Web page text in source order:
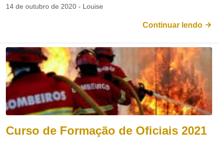
14 de outubro de 2020 - Louise
Continuar lendo
Curso de Formação de Oficiais 2021